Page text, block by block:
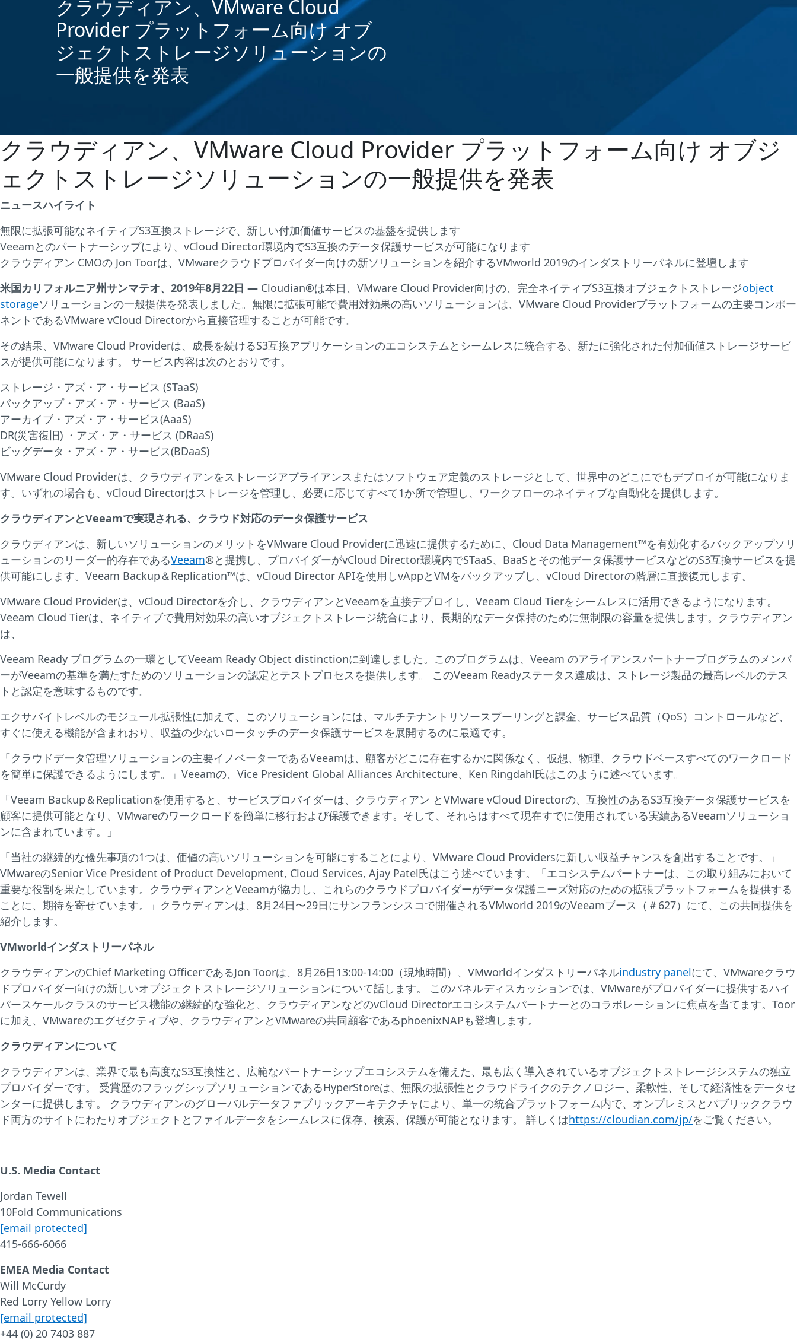
クラウディアン、VMware Cloud
Provider プラットフォーム向け オブ
ジェクトストレージソリューションの
一般提供を発表
クラウディアン、VMware Cloud Provider プラットフォーム向け オブジ
ェクトストレージソリューションの一般提供を発表
ニュースハイライト
無限に拡張可能なネイティブS3互換ストレージで、新しい付加価値サービスの基盤を提供します
Veeamとのパートナーシップにより、vCloud Director環境内でS3互換のデータ保護サービスが可能になります
クラウディアン CMOの Jon Toorは、VMwareクラウドプロバイダー向けの新ソリューションを紹介するVMworld 2019のインダストリーパネルに登壇します
米国カリフォルニア州サンマテオ、 2019年8月22日 ― Cloudian®は本日、VMware Cloud Provider向けの、完全ネイティブS3互換オブジェクトストレージobject
storageソリューションの一般提供を発表しました。無限に拡張可能で費用対効果の高いソリューションは、VMware Cloud Providerプラットフォームの主要コンポー
ネントであるVMware vCloud Directorから直接管理することが可能です。
その結果、VMware Cloud Providerは、成長を続けるS3互換アプリケーションのエコシステムとシームレスに統合する、新たに強化された付加価値ストレージサービ
スが提供可能になります。 サービス内容は次のとおりです。
ストレージ・アズ・ア・サービス (STaaS)
バックアップ・アズ・ア・サービス (BaaS)
アーカイブ・アズ・ア・サービス(AaaS)
DR(災害復旧) ・アズ・ア・サービス (DRaaS)
ビッグデータ・アズ・ア・サービス(BDaaS)
VMware Cloud Providerは、クラウディアンをストレージアプライアンスまたはソフトウェア定義のストレージとして、世界中のどこにでもデプロイが可能になりま
す。いずれの場合も、vCloud Directorはストレージを管理し、必要に応じてすべて1か所で管理し、ワークフローのネイティブな自動化を提供します。
クラウディアンとVeeamで実現される、クラウド対応のデータ保護サービス
クラウディアンは、新しいソリューションのメリットをVMware Cloud Providerに迅速に提供するために、Cloud Data Management™を有効化するバックアップソリ
ューションのリーダー的存在であるVeeam®と提携し、プロバイダーがvCloud Director環境内でSTaaS、BaaSとその他データ保護サービスなどのS3互換サービスを提
供可能にします。Veeam Backup＆Replication™は、vCloud Director APIを使用しvAppとVMをバックアップし、vCloud Directorの階層に直接復元します。
VMware Cloud Providerは、vCloud Directorを介し、クラウディアンとVeeamを直接デプロイし、Veeam Cloud Tierをシームレスに活用できるようになります。
Veeam Cloud Tierは、ネイティブで費用対効果の高いオブジェクトストレージ統合により、長期的なデータ保持のために無制限の容量を提供します。クラウディアン
は、
Veeam Ready プログラムの一環としてVeeam Ready Object distinctionに到達しました。このプログラムは、Veeam のアライアンスパートナープログラムのメンバ
ーがVeeamの基準を満たすためのソリューションの認定とテストプロセスを提供します。 このVeeam Readyステータス達成は、ストレージ製品の最高レベルのテス
トと認定を意味するものです。
エクサバイトレベルのモジュール拡張性に加えて、このソリューションには、マルチテナントリソースプーリングと課金、サービス品質（QoS）コントロールなど、
すぐに使える機能が含まれおり、収益の少ないロータッチのデータ保護サービスを展開するのに最適です。
「クラウドデータ管理ソリューションの主要イノベーターであるVeeamは、顧客がどこに存在するかに関係なく、仮想、物理、クラウドベースすべてのワークロード
を簡単に保護できるようにします。」Veeamの、Vice President Global Alliances Architecture、Ken Ringdahl氏はこのように述べています。
「Veeam Backup＆Replicationを使用すると、サービスプロバイダーは、クラウディアン とVMware vCloud Directorの、互換性のあるS3互換データ保護サービスを
顧客に提供可能となり、VMwareのワークロードを簡単に移行および保護できます。そして、それらはすべて現在すでに使用されている実績あるVeeamソリューショ
ンに含まれています。」
「当社の継続的な優先事項の1つは、価値の高いソリューションを可能にすることにより、VMware Cloud Providersに新しい収益チャンスを創出することです。」
VMwareのSenior Vice President of Product Development, Cloud Services, Ajay Patel氏はこう述べています。「エコシステムパートナーは、この取り組みにおいて
重要な役割を果たしています。クラウディアンとVeeamが協力し、これらのクラウドプロバイダーがデータ保護ニーズ対応のための拡張プラットフォームを提供する
ことに、期待を寄せています。」クラウディアンは、8月24日〜29日にサンフランシスコで開催されるVMworld 2019のVeeamブース（＃627）にて、この共同提供を
紹介します。
VMworldインダストリーパネル
クラウディアンのChief Marketing OfficerであるJon Toorは、8月26日13:00-14:00（現地時間）、VMworldインダストリーパネルindustry panelにて、VMwareクラウ
ドプロバイダー向けの新しいオブジェクトストレージソリューションについて話します。 このパネルディスカッションでは、VMwareがプロバイダーに提供するハイ
パースケールクラスのサービス機能の継続的な強化と、クラウディアンなどのvCloud Directorエコシステムパートナーとのコラボレーションに焦点を当てます。Toor
に加え、VMwareのエグゼクティブや、クラウディアンとVMwareの共同顧客であるphoenixNAPも登壇します。
クラウディアンについて
クラウディアンは、業界で最も高度なS3互換性と、広範なパートナーシップエコシステムを備えた、最も広く導入されているオブジェクトストレージシステムの独立
プロバイダーです。 受賞歴のフラッグシップソリューションであるHyperStoreは、無限の拡張性とクラウドライクのテクノロジー、柔軟性、そして経済性をデータセ
ンターに提供します。 クラウディアンのグローバルデータファブリックアーキテクチャにより、単一の統合プラットフォーム内で、オンプレミスとパブリッククラウ
ド両方のサイトにわたりオブジェクトとファイルデータをシームレスに保存、検索、保護が可能となります。 詳しくはhttps://cloudian.com/jp/をご覧ください。
U.S. Media Contact
Jordan Tewell
10Fold Communications
[email protected]
415-666-6066
EMEA Media Contact
Will McCurdy
Red Lorry Yellow Lorry
[email protected]
+44 (0) 20 7403 887